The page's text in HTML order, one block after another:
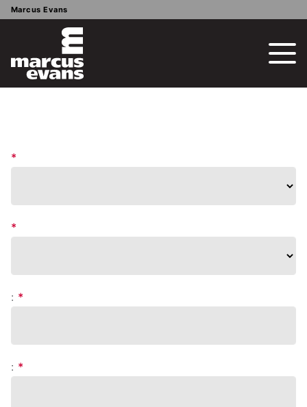
Marcus Evans
*
*
: *
: *